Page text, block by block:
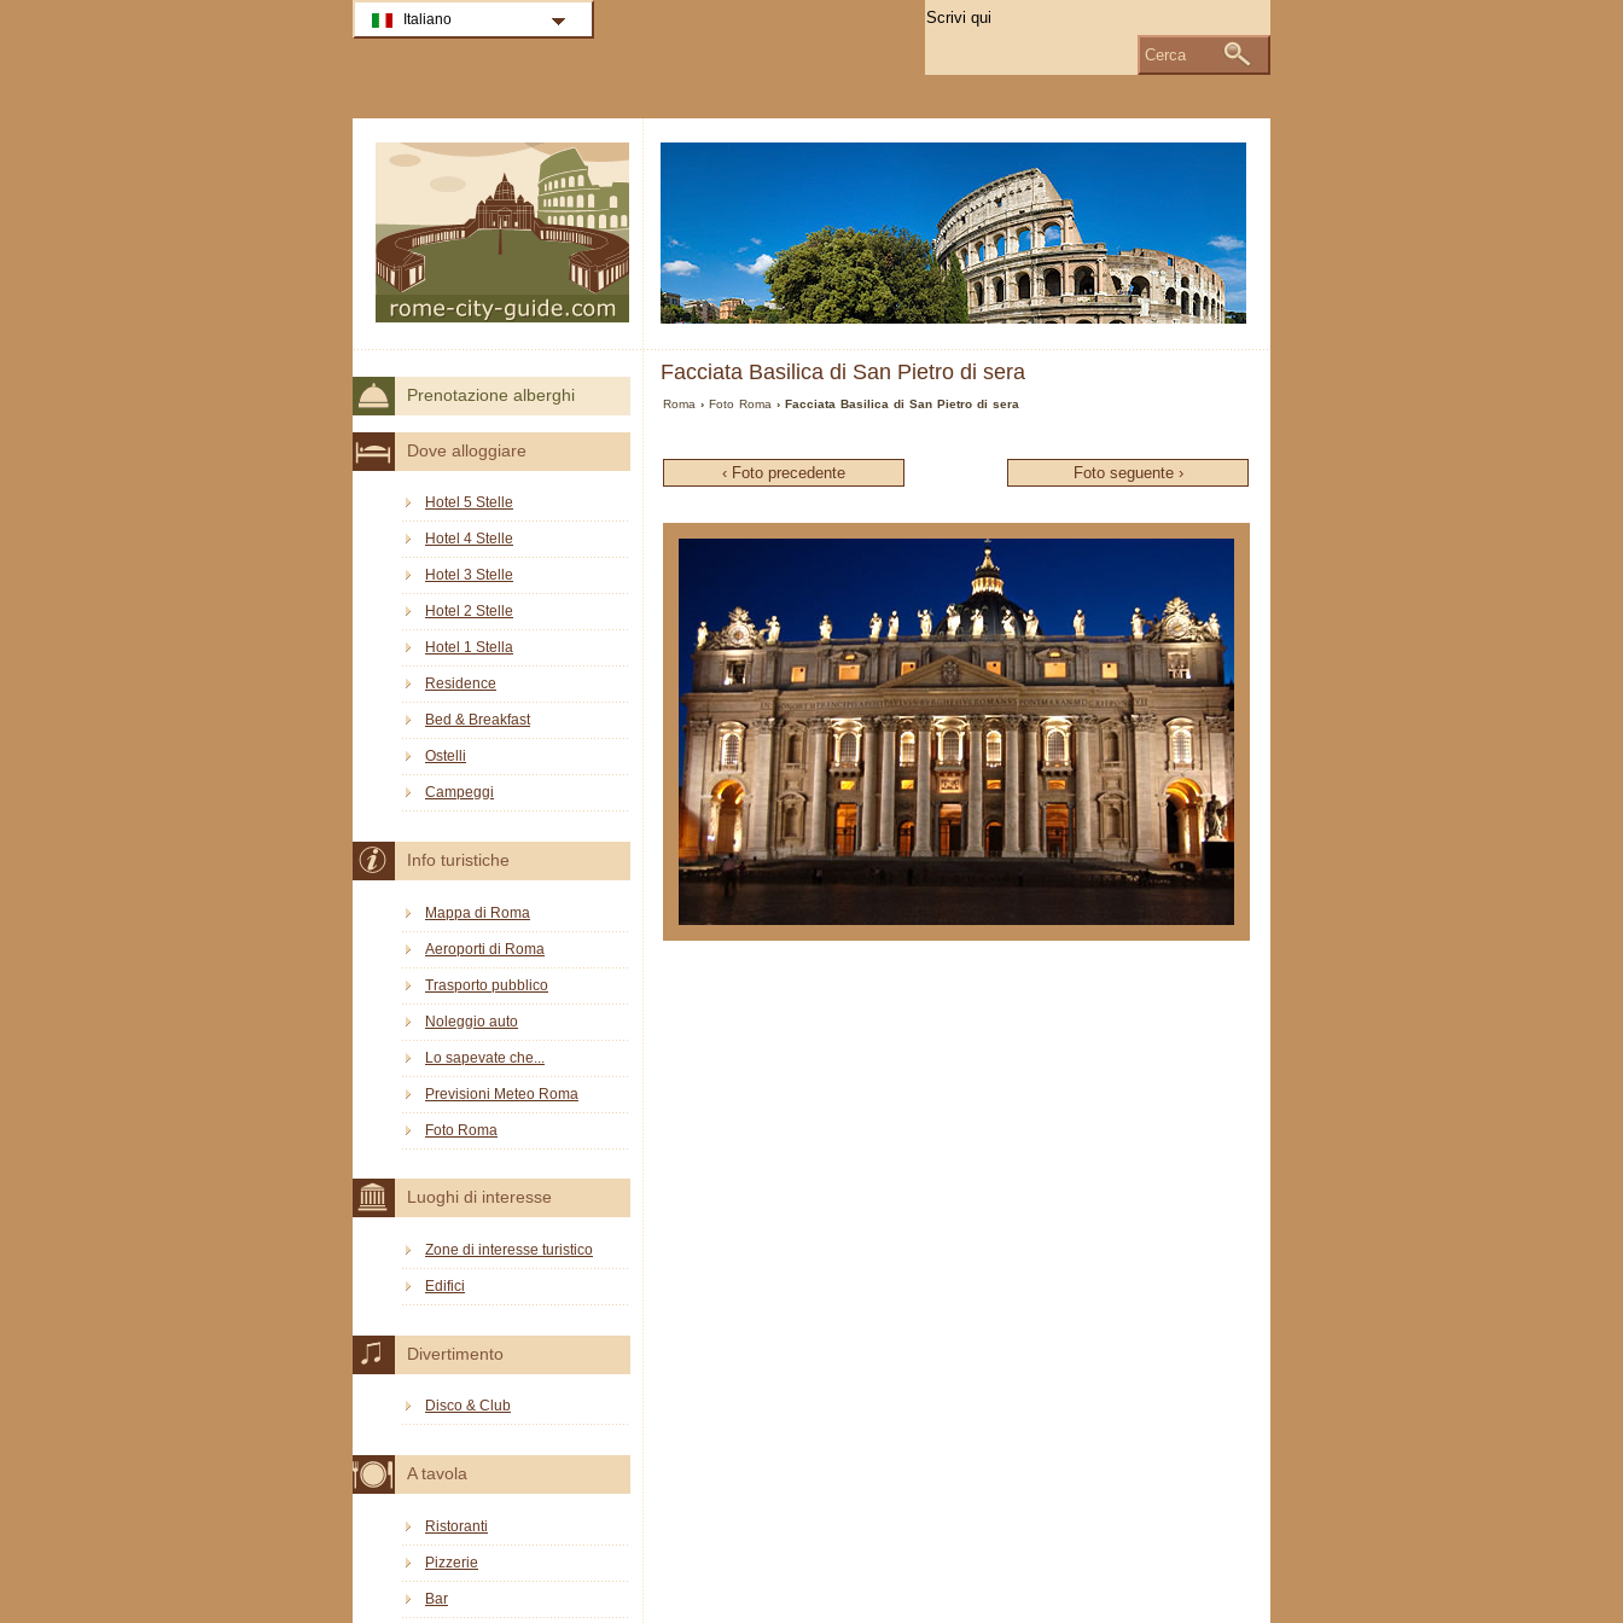
Facciata Basilica di San Pietro di sera
Roma ›Foto Roma › Facciata Basilica di San Pietro di sera
‹ Foto precedente Foto seguente ›
Prenotazione alberghi
Dove alloggiare
Hotel 5 Stelle
Hotel 4 Stelle
Hotel 3 Stelle
Hotel 2 Stelle
Hotel 1 Stella
Residence
Bed & Breakfast
Ostelli
Campeggi
Info turistiche
Mappa di Roma
Aeroporti di Roma
Trasporto pubblico
Noleggio auto
Lo sapevate che...
Previsioni Meteo Roma
Foto Roma
Luoghi di interesse
Zone di interesse turistico
Edifici
Divertimento
Disco & Club
A tavola
Ristoranti
Pizzerie
Bar
Italiano
Cerca